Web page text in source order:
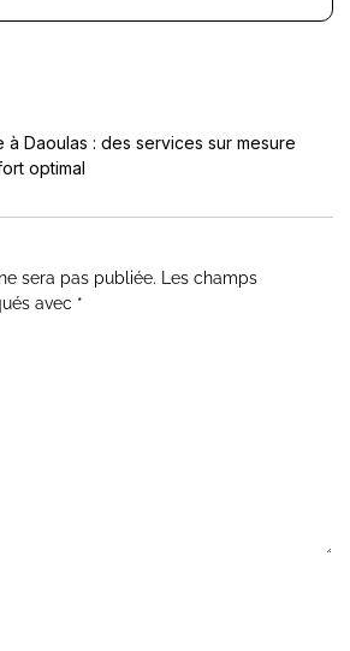
à Daoulas : des services sur mesure
optimal
sera pas publiée.
Les champs
avec *